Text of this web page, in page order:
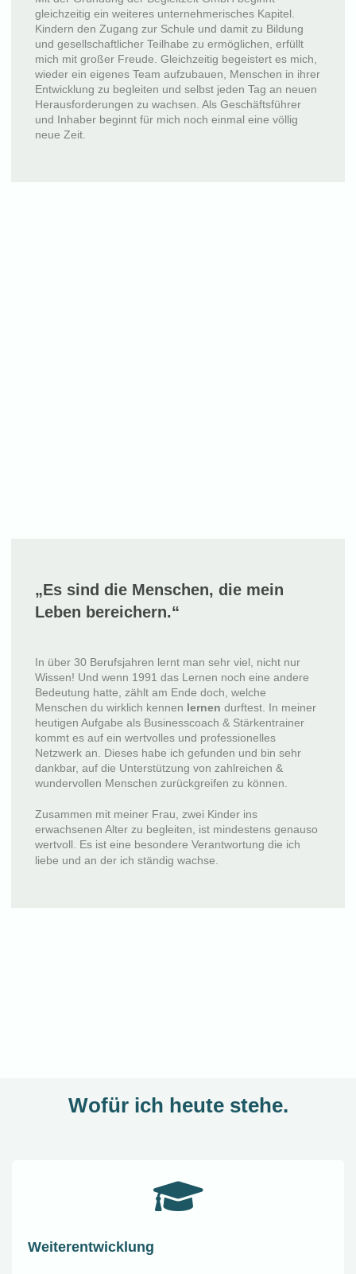
gleichzeitig ein weiteres unternehmerisches Kapitel.
Kindern den Zugang zur Schule und damit zu Bildung
und gesellschaftlicher Teilhabe zu ermöglichen, erfüllt
mich mit großer Freude. Gleichzeitig begeistert es mich,
wieder ein eigenes Team aufzubauen, Menschen in ihrer
Entwicklung zu begleiten und selbst jeden Tag an neuen
Herausforderungen zu wachsen. Als Geschäftsführer
und Inhaber beginnt für mich noch einmal eine völlig
neue Zeit.
„Es sind die Menschen, die mein
Leben bereichern.“
In über 30 Berufsjahren lernt man sehr viel, nicht nur
Wissen! Und wenn 1991 das Lernen noch eine andere
Bedeutung hatte, zählt am Ende doch, welche
Menschen du wirklich kennen lernen durftest. In meiner
heutigen Aufgabe als Businesscoach & Stärkentrainer
kommt es auf ein wertvolles und professionelles
Netzwerk an. Dieses habe ich gefunden und bin sehr
dankbar, auf die Unterstützung von zahlreichen &
wundervollen Menschen zurückgreifen zu können.
Zusammen mit meiner Frau, zwei Kinder ins
erwachsenen Alter zu begleiten, ist mindestens genauso
wertvoll. Es ist eine besondere Verantwortung die ich
liebe und an der ich ständig wachse.
Wofür ich heute stehe.
Weiterentwicklung